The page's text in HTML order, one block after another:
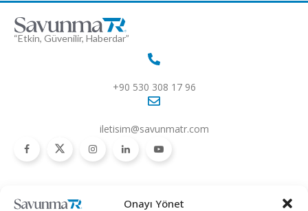
Onayı Yönet
“Etkin, Güvenilir, Haberdar”
+90 530 308 17 96
iletisim@savunmatr.com